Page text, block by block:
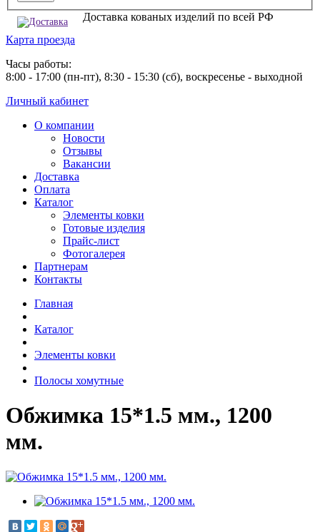
Доставка кованых изделий по всей РФ
Карта проезда
Часы работы:
8:00 - 17:00 (пн-пт), 8:30 - 15:30 (сб), воскресенье - выходной
Личный кабинет
О компании
Новости
Отзывы
Вакансии
Доставка
Оплата
Каталог
Элементы ковки
Готовые изделия
Прайс-лист
Фотогалерея
Партнерам
Контакты
Главная
Каталог
Элементы ковки
Полосы хомутные
Обжимка 15*1.5 мм., 1200
мм.